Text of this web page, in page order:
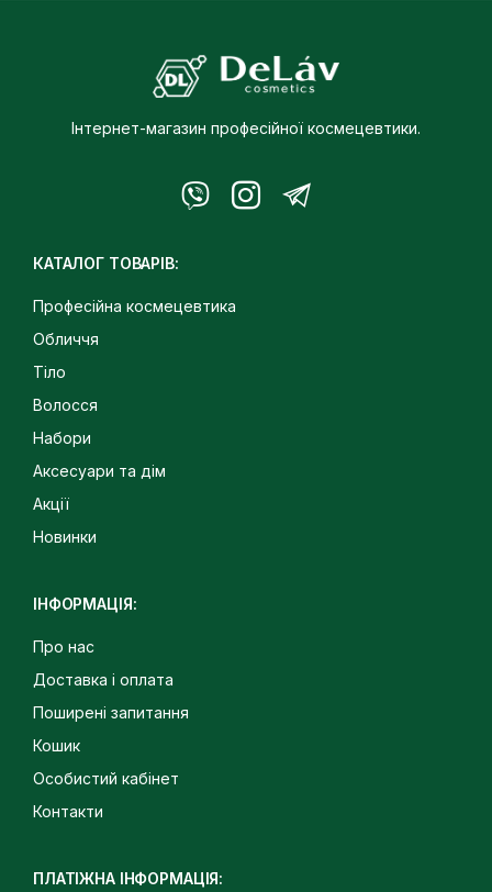
Інтернет-магазин професійної космецевтики.
КАТАЛОГ ТОВАРІВ:
Професійна космецевтика
Обличчя
Тіло
Волосся
Набори
Аксесуари та дім
Акції
Новинки
ІНФОРМАЦІЯ:
Про нас
Доставка і оплата
Поширені запитання
Кошик
Особистий кабінет
Контакти
ПЛАТІЖНА ІНФОРМАЦІЯ: